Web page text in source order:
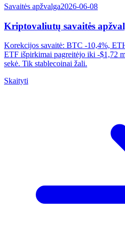
Savaitės apžvalga2026-06-08
Kriptovaliutų savaitės
Korekcijos savaitė: BTC -10,4%,
ETF išpirkimai pagreitėjo iki -$1,72
sekė. Tik stablecoinai žali.
Skaityti